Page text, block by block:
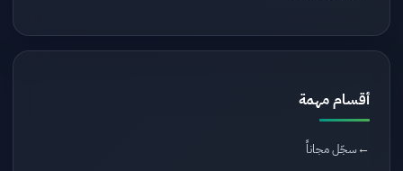
أقسام مهمة
سجّل مجاناً